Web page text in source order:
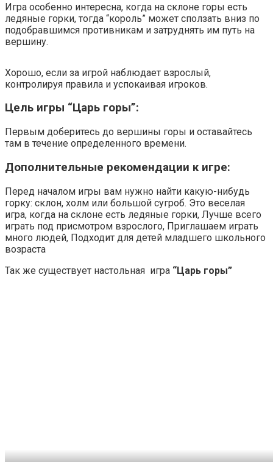
Игра особенно интересна, когда на склоне горы есть
ледяные горки, тогда “король” может сползать вниз по
подобравшимся противникам и затруднять им путь на
вершину.
Хорошо, если за игрой наблюдает взрослый,
контролируя правила и успокаивая игроков.
Цель игры “Царь горы”:
Первым доберитесь до вершины горы и оставайтесь
там в течение определенного времени.
Дополнительные рекомендации к игре:
Перед началом игры вам нужно найти какую-нибудь
горку: склон, холм или большой сугроб. Это веселая
игра, когда на склоне есть ледяные горки, Лучше всего
играть под присмотром взрослого, Приглашаем играть
много людей, Подходит для детей младшего школьного
возраста
Так же существует настольная игра “Царь горы”